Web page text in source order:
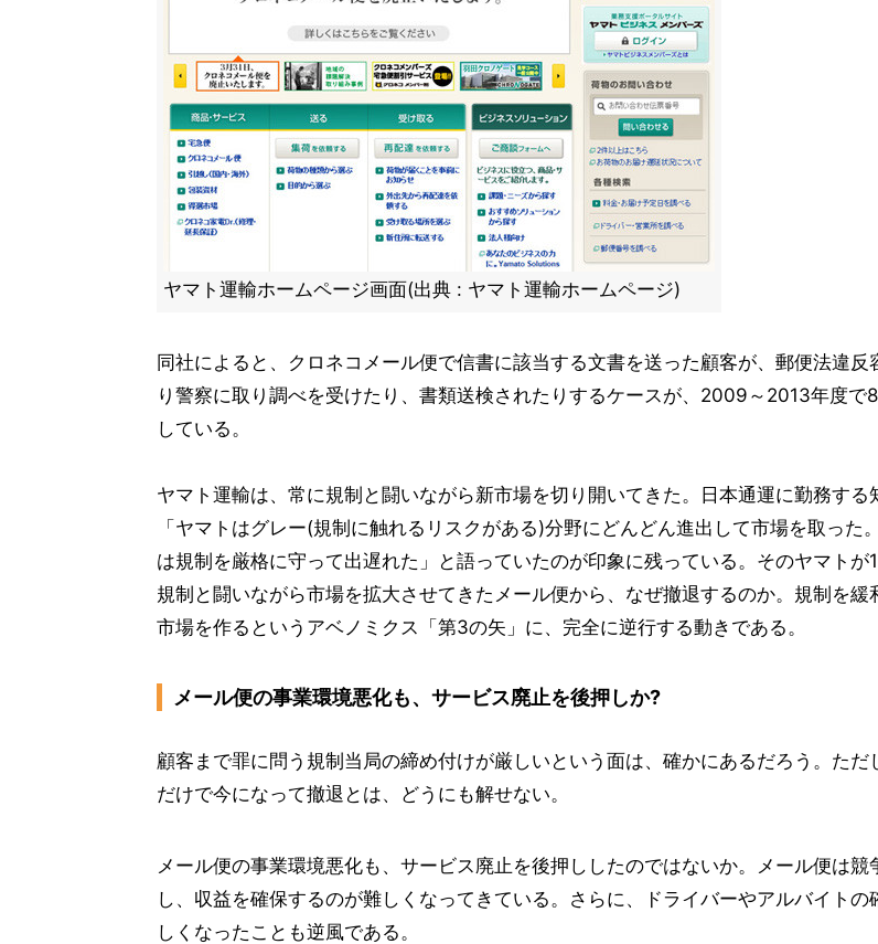
ヤマト運輸ホームページ画面(出典 : ヤマト運輸ホームページ)
同社によると、クロネコメール便で信書に該当する文書を送った顧客が、郵便法違反
り警察に取り調べを受けたり、書類送検されたりするケースが、2009～2013年度で
している。
ヤマト運輸は、常に規制と闘いながら新市場を切り開いてきた。日本通運に勤務する
「ヤマトはグレー(規制に触れるリスクがある)分野にどんどん進出して市場を取った
は規制を厳格に守って出遅れた」と語っていたのが印象に残っている。そのヤマトが
規制と闘いながら市場を拡大させてきたメール便から、なぜ撤退するのか。規制を緩
市場を作るというアベノミクス「第3の矢」に、完全に逆行する動きである。
メール便の事業環境悪化も、サービス廃止を後押しか?
顧客まで罪に問う規制当局の締め付けが厳しいという面は、確かにあるだろう。ただ
だけで今になって撤退とは、どうにも解せない。
メール便の事業環境悪化も、サービス廃止を後押ししたのではないか。メール便は競
し、収益を確保するのが難しくなってきている。さらに、ドライバーやアルバイトの
しくなったことも逆風である。